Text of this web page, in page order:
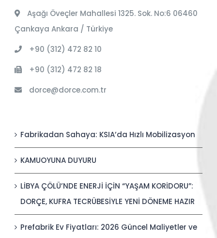
Aşağı Öveçler Mahallesi 1325. Sok. No:6 06460
Çankaya Ankara / Türkiye
+90 (312) 472 82 10
+90 (312) 472 82 18
dorce@dorce.com.tr
Fabrikadan Sahaya: KSIA’da Hızlı Mobilizasyon
KAMUOYUNA DUYURU
LİBYA ÇÖLÜ’NDE ENERJİ İÇİN “YAŞAM KORİDORU”:
DORÇE, KUFRA TECRÜBESİYLE YENİ DÖNEME HAZIR
Prefabrik Ev Fiyatları: 2026 Güncel Maliyetler ve